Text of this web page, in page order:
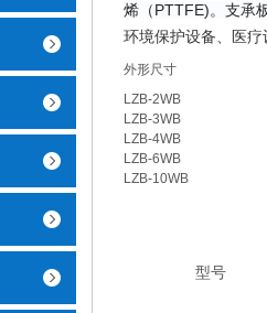
烯（PTTFE)。支承
环境保护设备、医
外形尺寸
LZB-2WB
LZB-3WB
LZB-4WB
LZB-6WB
LZB-10WB
型号